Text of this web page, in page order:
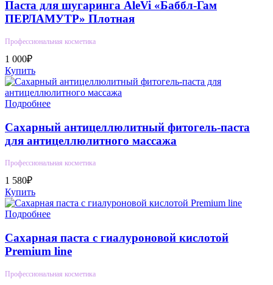
Паста для шугаринга AleVi «Баббл-Гам
ПЕРЛАМУТР» Плотная
Профессиональная косметика
1 000₽
Купить
Подробнее
Сахарный антицеллюлитный фитогель-паста
для антицеллюлитного массажа
Профессиональная косметика
1 580₽
Купить
Подробнее
Сахарная паста с гиалуроновой кислотой
Premium line
Профессиональная косметика